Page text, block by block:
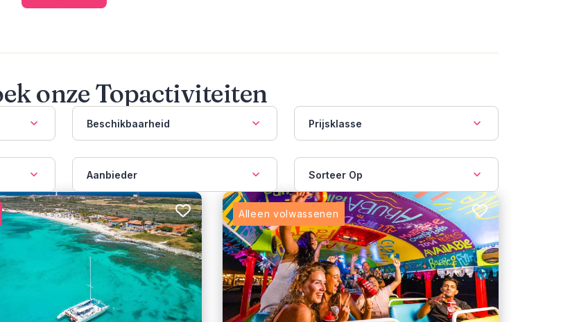
onze Topactiviteiten
Beschikbaarheid Prijsklasse
Aanbieder Sorteer Op
Alleen volwassenen